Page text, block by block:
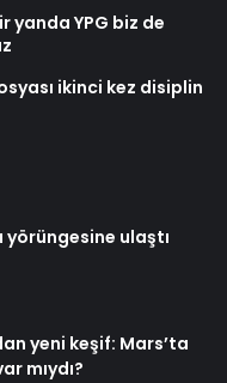
yanda YPG biz de
ikinci kez disiplin
yörüngesine ulaştı
yeni keşif: Mars’ta
mıydı?